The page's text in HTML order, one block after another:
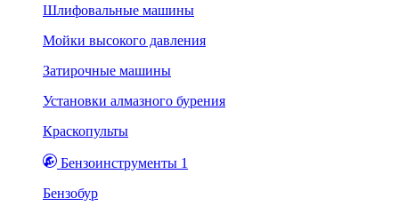
Шлифовальные машины
Мойки высокого давления
Затирочные машины
Установки алмазного бурения
Краскопульты
Бензоинструменты 1
Бензобур